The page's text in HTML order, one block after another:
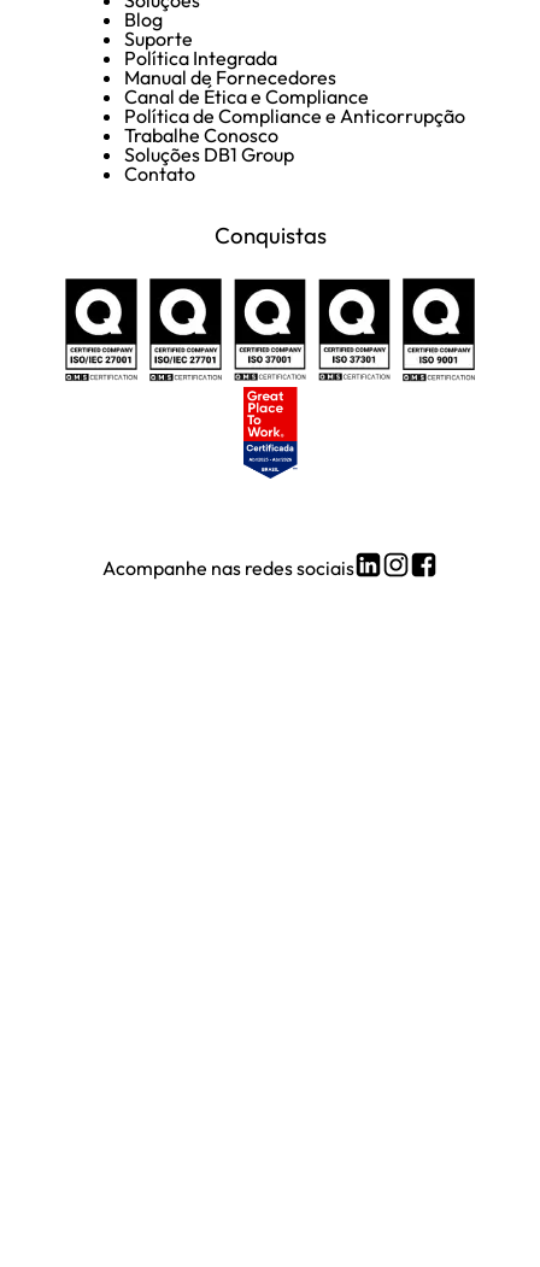
Blog
Suporte
Política Integrada
Manual de Fornecedores
Canal de Ética e Compliance
Política de Compliance e Anticorrupção
Trabalhe Conosco
Soluções DB1 Group
Contato
Conquistas
Acompanhe nas redes sociais